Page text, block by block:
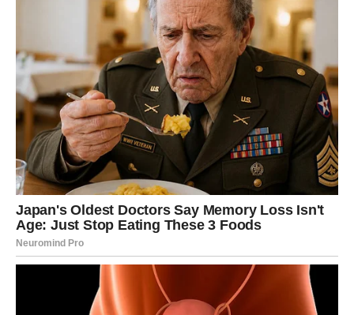
POSAO – OTVARAJU VAM SE
VRATA VELIKOG USPJEHA
Na poslovnom planu pred vama je veoma važan period.
Mnogi Blizanci će dobiti priliku da pokažu koliko vrijede.
Ono što ste dugo pokušavali ostvariti sada bi konačno
moglo krenuti u pravom smjeru.
Moguće su veoma važne promjene povezane sa
karijerom, novim poslovnim kontaktima ili odlukom koja bi
vam mogla potpuno promijeniti život.